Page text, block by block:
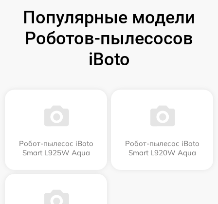
Популярные модели
Роботов-пылесосов
iBoto
Робот-пылесос iBoto
Smart L925W Aqua
Робот-пылесос iBoto
Smart L920W Aqua